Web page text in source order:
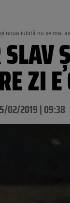
noua iubită nu se mai
ZI
02/2019 | 09:38